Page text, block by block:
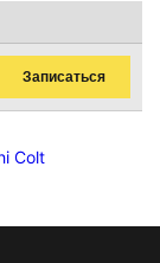
Записаться
Colt